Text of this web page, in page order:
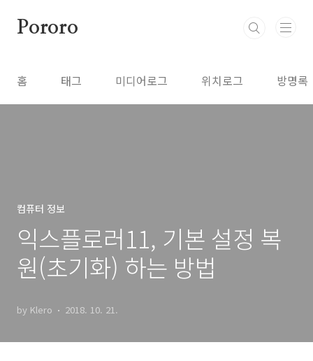
Pororo
홈 태그 미디어로그 위치로그 방명록
컴퓨터 정보
익스플로러11, 기본 설정 복
원(초기화) 하는 방법
by Klero 2018. 10. 21.